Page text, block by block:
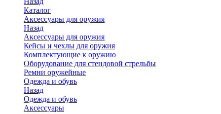
Каталог
Аксессуары для оружия
Назад
Аксессуары для оружия
Кейсы и чехлы для оружия
Комплектующие к оружию
Оборудование для стендовой стрельбы
Ремни оружейные
Одежда и обувь
Назад
Одежда и обувь
Аксессуары